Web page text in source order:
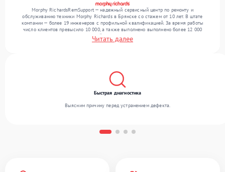
Morphy RichardsRemSupport — надежный сервисный центр по ремонту и
обслуживанию техники Morphy Richards в Брянске со стажем от 10 лет. В штате
компании — более 19 инженеров с профильной квалификацией. За время работы
число клиентов превысило 10 000, а также выполнено выполнено более 12 000
ремонтов. Ежемесячно в сервисный центр поступает свыше 300 единиц техники,
включая , , . Мы беремся за задачи любой сложности и предлагаем стабильный
Читать далее
Быстрая диагностика
Выясним причину перед устранением дефекта.